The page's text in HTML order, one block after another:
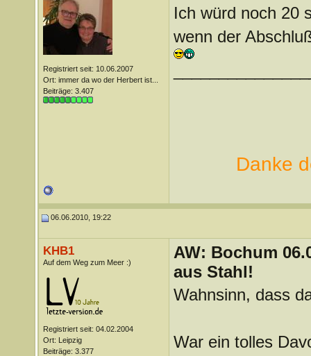
Registriert seit: 10.06.2007
Ort: immer da wo der Herbert ist...
Beiträge: 3.407
Ich würd noch 20
wenn der
Danke
06.06.2010, 19:22
KHB1
Auf dem Weg zum Meer :)
Registriert seit: 04.02.2004
Ort: Leipzig
Beiträge: 3.377
AW: Bochum
aus Stahl!
Wahnsinn, dass
War ein tolles